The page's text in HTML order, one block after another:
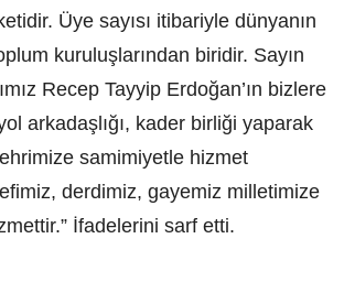
Üye sayısı itibariyle dünyanın
kuruluşlarından biridir. Sayın
Recep Tayyip Erdoğan’ın bizlere
arkadaşlığı, kader birliği yaparak
samimiyetle hizmet
derdimiz, gayemiz milletimize
İfadelerini sarf etti.